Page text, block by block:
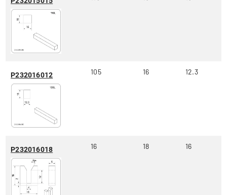
P232016012 105 16 12.3
P232016018 16 18 16